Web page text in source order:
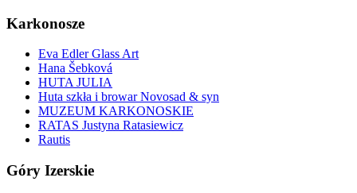
Karkonosze
Eva Edler Glass Art
Hana Šebková
HUTA JULIA
Huta szkła i browar Novosad & syn
MUZEUM KARKONOSKIE
RATAS Justyna Ratasiewicz
Rautis
Góry Izerskie